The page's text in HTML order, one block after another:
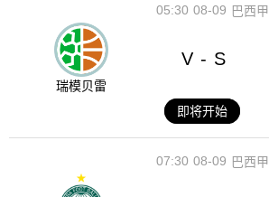
08-09
05:30 巴西甲
瑞模贝雷
V - S
即将开始
08-09
07:30 巴西甲